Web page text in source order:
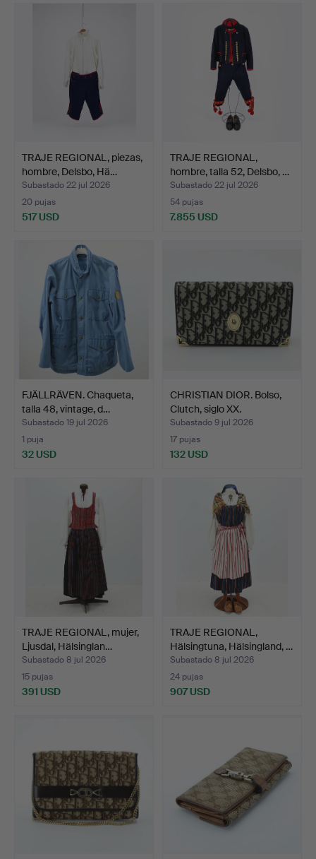
TRAJE REGIONAL, piezas,
hombre, Delsbo, Hä…
Subastado 22 jul 2026
20 pujas
517 USD
TRAJE REGIONAL,
hombre, talla 52, Delsbo, …
Subastado 22 jul 2026
54 pujas
7.855 USD
FJÄLLRÄVEN. Chaqueta,
talla 48, vintage, d…
Subastado 19 jul 2026
1 puja
32 USD
CHRISTIAN DIOR. Bolso,
Clutch, siglo XX.
Subastado 9 jul 2026
17 pujas
132 USD
TRAJE REGIONAL, mujer,
Ljusdal, Hälsinglan…
Subastado 8 jul 2026
15 pujas
391 USD
TRAJE REGIONAL,
Hälsingtuna, Hälsingland, …
Subastado 8 jul 2026
24 pujas
907 USD